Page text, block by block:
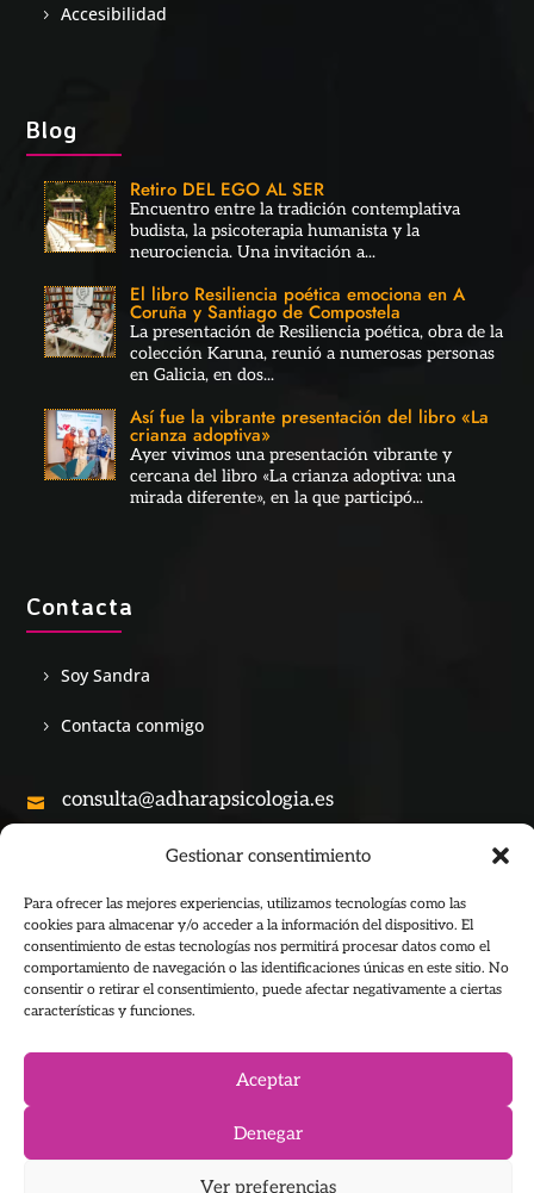
Gestionar consentimiento
Para ofrecer las mejores experiencias, utilizamos tecnologías como las
cookies para almacenar y/o acceder a la información del dispositivo. El
consentimiento de estas tecnologías nos permitirá procesar datos como el
comportamiento de navegación o las identificaciones únicas en este sitio. No
consentir o retirar el consentimiento, puede afectar negativamente a ciertas
características y funciones.
Aceptar
Denegar
Ver preferencias
Accesibilidad
Blog
Retiro DEL EGO AL SER
Encuentro entre la tradición contemplativa
budista, la psicoterapia humanista y la
neurociencia. Una invitación a...
El libro Resiliencia poética emociona en A
Coruña y Santiago de Compostela
La presentación de Resiliencia poética, obra de la
colección Karuna, reunió a numerosas personas
en Galicia, en dos...
Así fue la vibrante presentación del libro «La
crianza adoptiva»
Ayer vivimos una presentación vibrante y
cercana del libro «La crianza adoptiva: una
mirada diferente», en la que participó...
Contacta
Soy Sandra
Contacta conmigo
 consulta@adharapsicologia.es
+34 690 28 53 45
Copyright © 2026 Adhara Psicología All Rights Reserved
Adhara Psicología & Meditación. Formación